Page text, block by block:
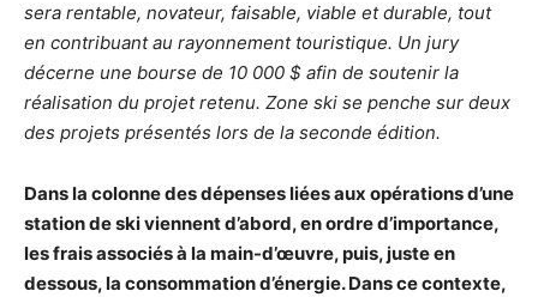
sera rentable, novateur, faisable, viable et durable, tout
en contribuant au rayonnement touristique. Un jury
décerne une bourse de 10 000 $ afin de soutenir la
réalisation du projet retenu. Zone ski se penche sur deux
des projets présentés lors de la seconde édition.
Dans la colonne des dépenses liées aux opérations d’une
station de ski viennent d’abord, en ordre d’importance,
les frais associés à la main-d’œuvre, puis, juste en
dessous, la consommation d’énergie. Dans ce contexte,